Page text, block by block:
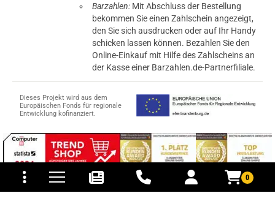
0
und Versandkosten
Barzahlen: Mit Abschluss der Bestellung
bekommen Sie einen Zahlschein angezeigt,
den Sie sich ausdrucken oder auf Ihr Handy
schicken lassen können. Bezahlen Sie den
Online-Einkauf mit Hilfe des Zahlscheins an
der Kasse einer Barzahlen.de-Partnerfiliale.
Dieses Projekt wird aus dem
Europäischen Fonds für regionale
Entwicklung kofinanziert.
© 2015-2026 PB-ViGoods GmbH